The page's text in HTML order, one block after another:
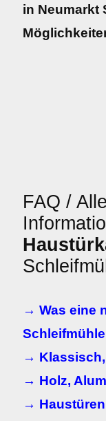
in Neumarkt
FAQ /
→ Was eine
→ Klassisch,
→ Holz,
→